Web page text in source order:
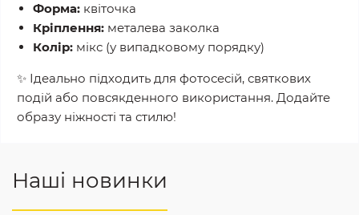
Форма: квіточка
Кріплення: металева заколка
Колір: мікс (у випадковому порядку)
✨ Ідеально підходить для фотосесій, святкових
подій або повсякденного використання. Додайте
образу ніжності та стилю!
Наші новинки